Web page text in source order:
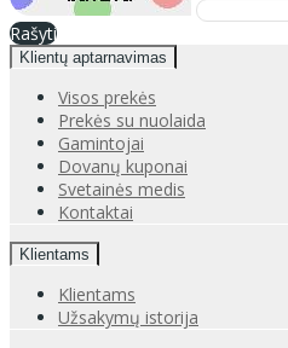
Rašyti
Klientų aptarnavimas
Visos prekės
Prekės su nuolaida
Gamintojai
Dovanų kuponai
Svetainės medis
Kontaktai
Klientams
Klientams
Užsakymų istorija